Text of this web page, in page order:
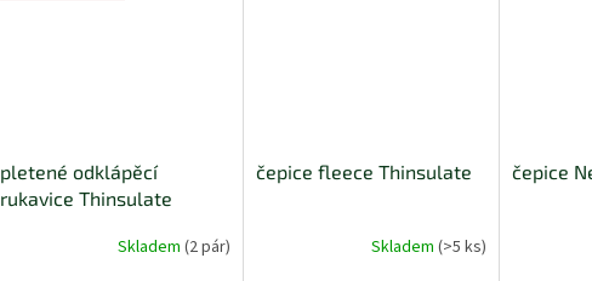
pletené odklápěcí
rukavice Thinsulate
Skladem (2 pár)
čepice fleece Thinsulate
Skladem (>5 ks)
čepice